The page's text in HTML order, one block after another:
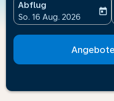
Abflug
fc-booking-departure-
So. 16 Aug. 2026
today